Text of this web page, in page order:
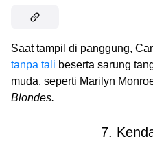
Saat tampil di panggung,
tanpa tali beserta sarung
muda, seperti Marilyn
Blondes.
7.